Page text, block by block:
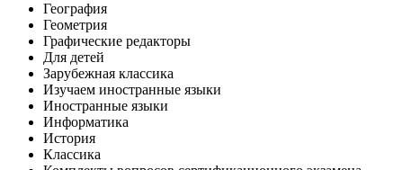
География
Геометрия
Графические редакторы
Для детей
Зарубежная классика
Изучаем иностранные языки
Иностранные языки
Информатика
История
Классика